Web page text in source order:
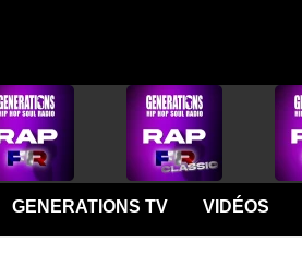
GENERATIONS TV VIDÉOS